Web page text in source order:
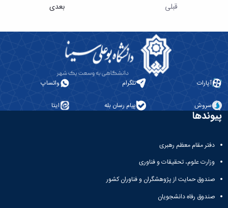
قبلی بعدی
آپارات تلگرام واتساپ
سروش پیام رسان بله ایتا
پیوندها
دفتر مقام معظم رهبری
وزارت علوم، تحقیقات و فناوری
صندوق حمایت از پژوهشگران و فناوران کشور
صندوق رفاه دانشجویان